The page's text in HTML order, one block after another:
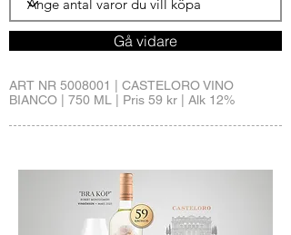
Gå vidare
ART NR 5008001
| CASTELORO VINO
BIANCO | 750 ML | Pris 59 kr | Alk 12%